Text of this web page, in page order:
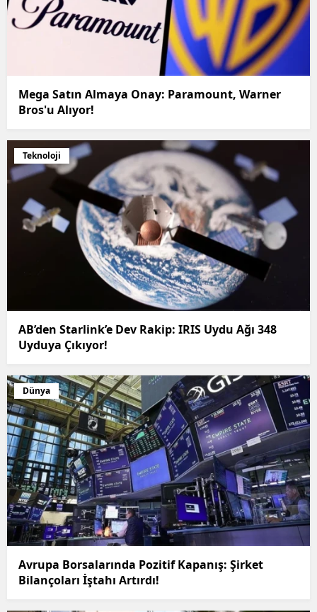
Mega Satın Almaya Onay: Paramount, Warner
Bros'u Alıyor!
Teknoloji
AB’den Starlink’e Dev Rakip: IRIS Uydu Ağı 348
Uyduya Çıkıyor!
Dünya
Avrupa Borsalarında Pozitif Kapanış: Şirket
Bilançoları İştahı Artırdı!